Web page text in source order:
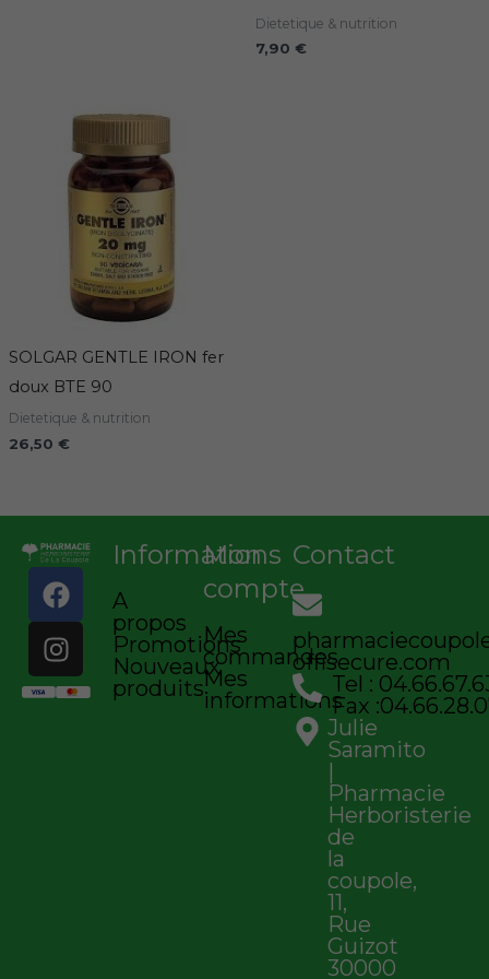
Dietetique & nutrition
7,90 €
SOLGAR GENTLE IRON fer
doux BTE 90
Dietetique & nutrition
26,50 €
F
a
c
e
b
I
n
s
t
a
Informations
A
propos
Promotions
Nouveaux
produits
Mon
compte
Mes
commandes
Mes
informations
Contact
offisecure.com
Tel :
Fax
Julie
Saramito
|
Pharmacie
Herboristerie
de
la
coupole,
11,
Rue
Guizot
30000